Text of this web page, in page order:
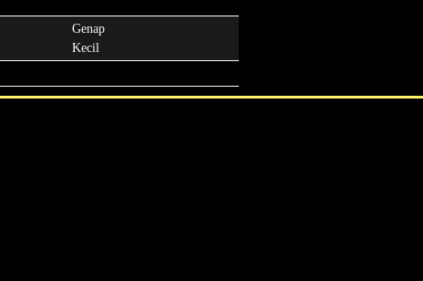
Genap
Kecil